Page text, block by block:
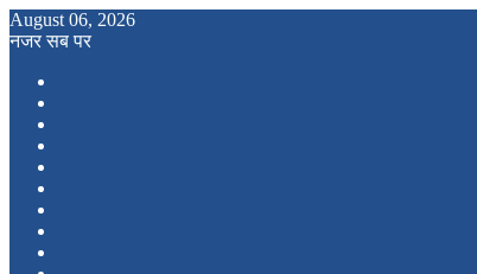
August 06, 2026
नजर सब पर